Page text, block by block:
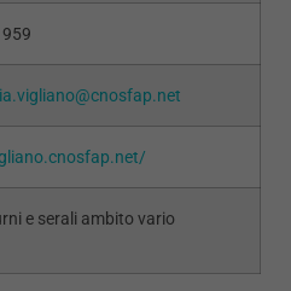
e serali ambito vario